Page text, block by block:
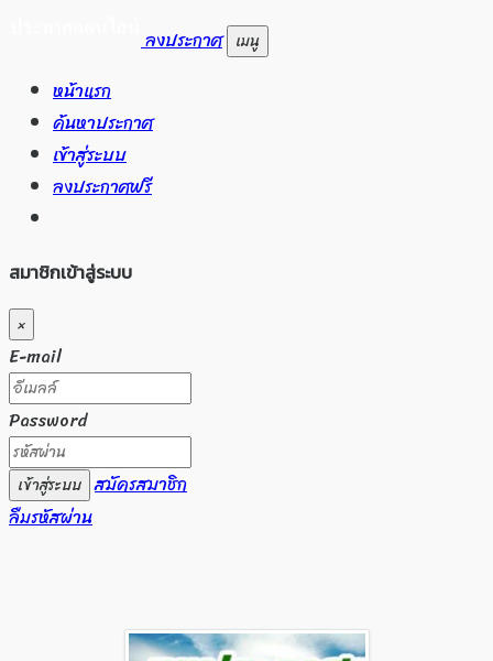
ลงประกาศ เมนู
หน้าแรก
ค้นหาประกาศ
เข้าสู่ระบบ
ลงประกาศฟรี
สมาชิกเข้าสู่ระบบ
×
E-mail
Password
เข้าสู่ระบบ สมัครสมาชิก
ลืมรหัสผ่าน